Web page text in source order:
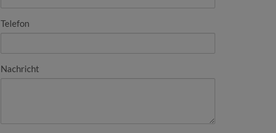
Telefon
Nachricht